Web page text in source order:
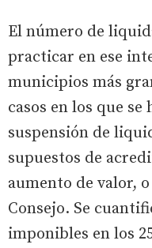
El número de
practicar en ese
municipios más
casos en los que
suspensión de
supuestos de
aumento de valor,
Consejo. Se
imponibles en los